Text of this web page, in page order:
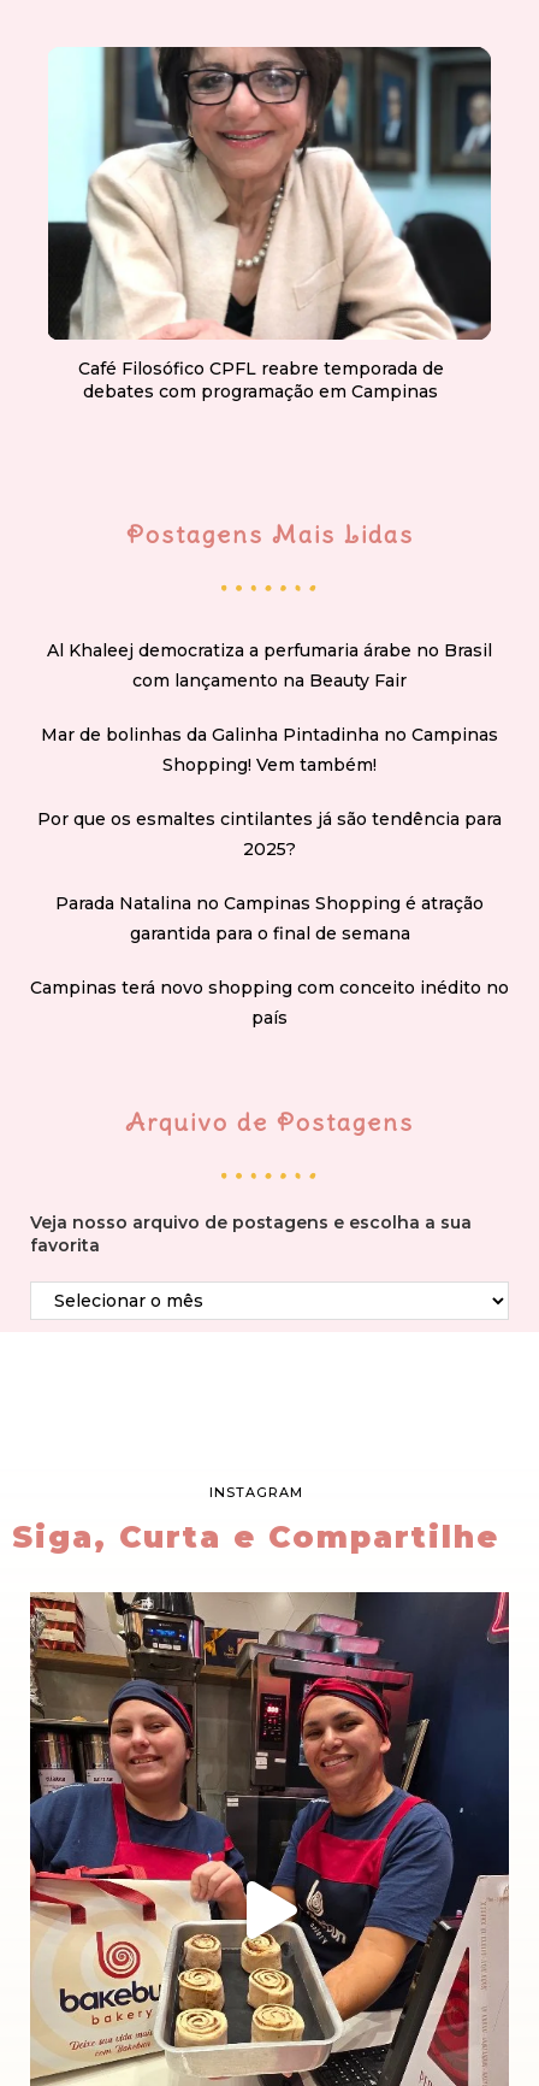
Café Filosófico CPFL reabre temporada de
debates com programação em Campinas
Postagens Mais Lidas
Al Khaleej democratiza a perfumaria árabe no Brasil
com lançamento na Beauty Fair
Mar de bolinhas da Galinha Pintadinha no Campinas
Shopping! Vem também!
Por que os esmaltes cintilantes já são tendência para
2025?
Parada Natalina no Campinas Shopping é atração
garantida para o final de semana
Campinas terá novo shopping com conceito inédito no
país
Arquivo de Postagens
Veja nosso arquivo de postagens e escolha a sua
favorita
INSTAGRAM
Siga, Curta e Compartilhe